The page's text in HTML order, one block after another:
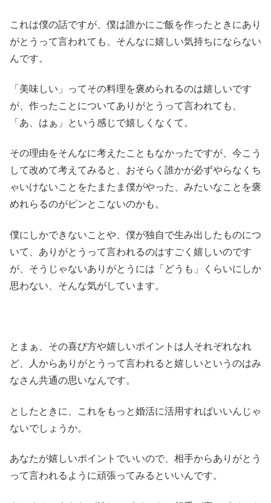
これは僕の話ですが、僕は誰かにご飯を作ったときにあり
がとうって言われても、そんなに嬉しい気持ちにならない
んです。
「美味しい」ってその料理を褒められるのは嬉しいです
が、作ったことについてありがとうって言われても、
「あ、はぁ」という感じで嬉しくなくて。
その理由をそんなに考えたこともなかったですが、今こう
して改めて考えてみると、おそらく誰かが必ずやらなくち
ゃいけないことをたまたま僕がやった、みたいなことを褒
めれらるのがピンとこないのかも。
僕にしかできないことや、僕が独自で生み出したものにつ
いて、ありがとうって言われるのはすごく嬉しいのです
が、そうじゃないありがとうには「どうも」くらいにしか
思わない、そんな気がしています。
とまぁ、その喜び方や嬉しいポイントは人それぞれなれ
ど、人からありがとうって言われると嬉しいというのはみ
なさん共通の思いなんです。
としたときに、これをもっと婚活に活用すればいいんじゃ
ないでしょうか。
あなたが嬉しいポイントでいいので、相手からありがとう
って言われるように頑張ってみるといいんです。